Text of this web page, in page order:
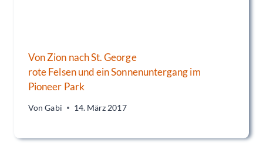
Von Zion nach St. George
rote Felsen und ein Sonnenuntergang im
Pioneer Park
Von Gabi 14. März 2017